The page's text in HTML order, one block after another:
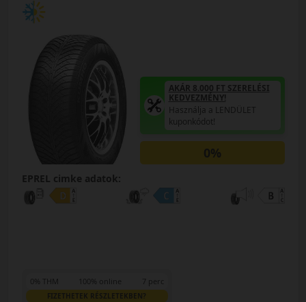
AKÁR 8.000 FT SZERELÉSI
KEDVEZMÉNY!
Használja a LENDÜLET
kuponkódot!
0%
EPREL cimke adatok:
0% THM 100% online 7 perc
FIZETHETEK RÉSZLETEKBEN?